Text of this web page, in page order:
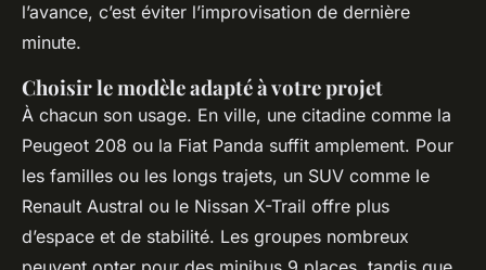
l’avance, c’est éviter l’improvisation de dernière
minute.
Choisir le modèle adapté à votre projet
À chacun son usage. En ville, une citadine comme la
Peugeot 208 ou la Fiat Panda suffit amplement. Pour
les familles ou les longs trajets, un SUV comme le
Renault Austral ou le Nissan X-Trail offre plus
d’espace et de stabilité. Les groupes nombreux